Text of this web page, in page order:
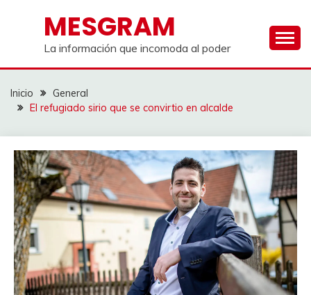
contenidoMESGRAM
La información que incomoda al poder
Inicio
General
El refugiado sirio que se convirtio en alcalde